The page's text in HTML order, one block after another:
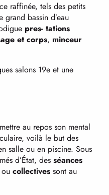
raffinée, tels des petits
bassin d’eau
pres- tations
et corps, minceur
salons 19e et une
au repos son mental
voilà le but des
salle ou en piscine. Sous
d’État, des séances
ou collectives sont au